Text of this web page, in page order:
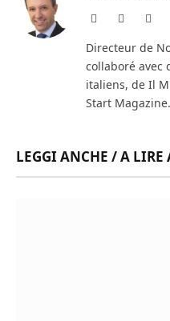
Website Facebook
Directeur de
collaboré avec
italiens, de Il
Start Magazine.
LEGGI ANCHE / A LIRE